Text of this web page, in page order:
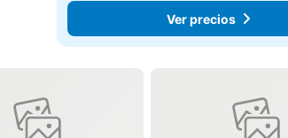
Ver precios